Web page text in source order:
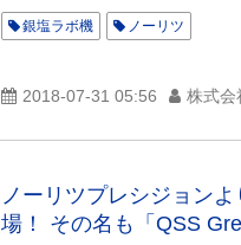
銀塩ラボ機 ノーリツ
2018-07-31 05:56 株式会
ノーリツプレシジョン
場！ その名も「QSS